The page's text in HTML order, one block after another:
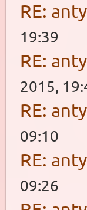
RE:
19:39
RE:
2015,
RE:
09:10
RE:
09:26